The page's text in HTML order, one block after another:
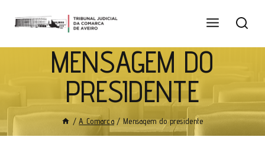
MENSAGEM DO
PRESIDENTE
/ A Comarca / Mensagem do presidente